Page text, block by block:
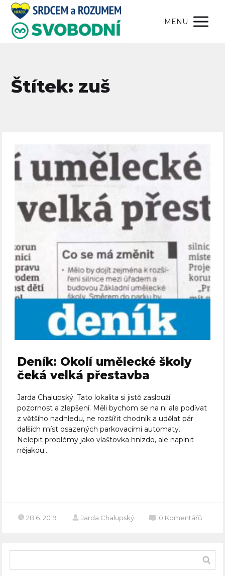
MENU
Štítek: zuš
Deník: Okolí umělecké školy
čeká velká přestavba
Jarda Chalupský: Tato lokalita si jistě zaslouží
pozornost a zlepšení. Měli bychom se na ni ale podívat
z většího nadhledu, ne rozšířit chodník a udělat pár
dalších míst osazených parkovacími automaty.
Nelepit problémy jako vlaštovka hnízdo, ale naplnit
nějakou...
28.6. 2019 Jarda Chalupský 0 Komentářů